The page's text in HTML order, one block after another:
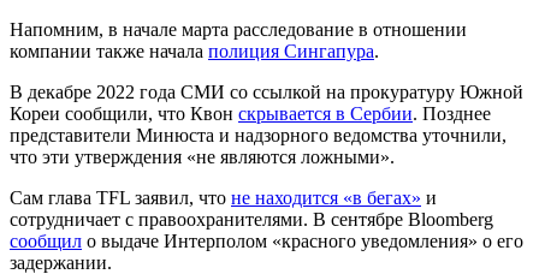
Напомним, в начале марта расследование в отношении
компании также начала полиция Сингапура.
В декабре 2022 года СМИ со ссылкой на прокуратуру Южной
Кореи сообщили, что Квон скрывается в Сербии. Позднее
представители Минюста и надзорного ведомства уточнили,
что эти утверждения «не являются ложными».
Сам глава TFL заявил, что не находится «в бегах» и
сотрудничает с правоохранителями. В сентябре Bloomberg
сообщил о выдаче Интерполом «красного уведомления» о его
задержании.